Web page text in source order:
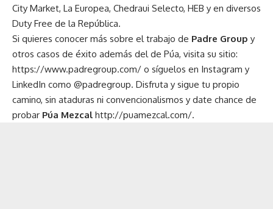
City Market, La Europea, Chedraui Selecto, HEB y en diversos
Duty Free de la República.
Si quieres conocer más sobre el trabajo de Padre Group y
otros casos de éxito además del de Púa, visita su sitio:
https://www.padregroup.com/ o síguelos en Instagram y
LinkedIn como @padregroup. Disfruta y sigue tu propio
camino, sin ataduras ni convencionalismos y date chance de
probar Púa Mezcal http://puamezcal.com/.